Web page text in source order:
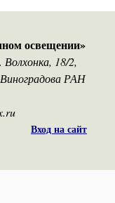
освещении»
18/2,
РАН
Вход на сайт